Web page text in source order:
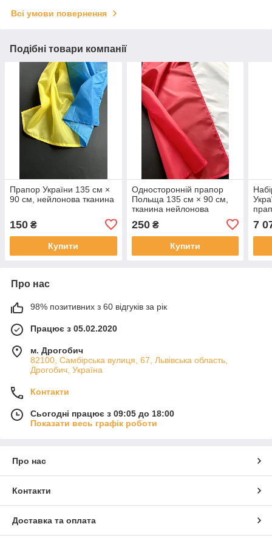
Всі умови повернення
Подібні товари компанії
Прапор України 135 см ×
90 см, нейлонова тканина
150 ₴
Купити
Односторонній прапор
Польща 135 см × 90 см,
тканина нейлонова
250₴
Купити
7
Про нас
98% позитивних з 60 відгуків за рік
Працює з 05.02.2020
м. Дрогобич
82100, Самбірська вулиця, 67, Львівська область,
Дрогобич, Україна
Контакти
Сьогодні працює з 09:05 до 18:00
Показати весь графік роботи
Про нас
Контакти
Доставка та оплата